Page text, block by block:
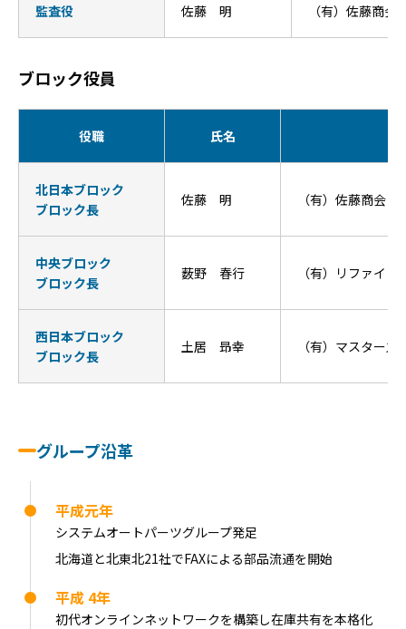
監査役 佐藤 明 （有）佐藤商
ブロック役員
役職 氏名
北日本ブロック
ブロック長
佐藤 明 （有）佐藤商会
中央ブロック
ブロック長
薮野 春行 （有）リファイン
西日本ブロック
ブロック長
土居 昻幸 （有）マスターズ
グループ沿革
平成元年
システムオートパーツグループ発足
北海道と北東北21社でFAXによる部品流通を開始
平成 4年
初代オンラインネットワークを構築し在庫共有を本格化